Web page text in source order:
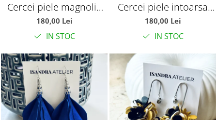
Cercei piele magnolie
alba
180,00 Lei
IN STOC
Cercei piele intoarsa
magnolie olive
180,00 Lei
IN STOC